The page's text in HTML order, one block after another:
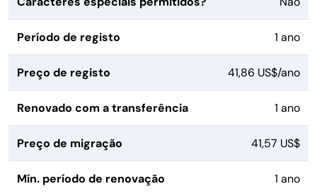
Período de registo 1 ano
Preço de registo 41,86 US$/ano
Renovado com a transferência 1 ano
Preço de migração 41,57 US$
Mín. período de renovação 1 ano